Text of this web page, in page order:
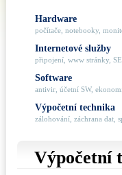
Hardware
počítače, notebooky,
Internetové služby
připojení, www stránky,
Software
antivir, účetní SW,
Výpočetní technika
zálohování, záchrana dat,
Výpočetní